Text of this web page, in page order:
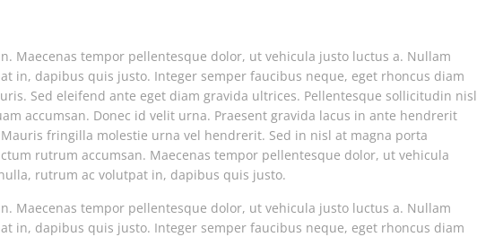
Maecenas tempor pellentesque dolor, ut vehicula justo luctus a. Nullam
in, dapibus quis justo. Integer semper faucibus neque, eget rhoncus diam
Sed eleifend ante eget diam gravida ultrices. Pellentesque sollicitudin nisl
accumsan. Donec id velit urna. Praesent gravida lacus in ante hendrerit
fringilla molestie urna vel hendrerit. Sed in nisl at magna porta
rutrum accumsan. Maecenas tempor pellentesque dolor, ut vehicula
rutrum ac volutpat in, dapibus quis justo.
Maecenas tempor pellentesque dolor, ut vehicula justo luctus a. Nullam
in, dapibus quis justo. Integer semper faucibus neque, eget rhoncus diam